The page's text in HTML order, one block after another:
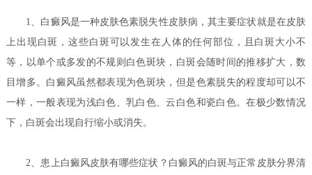
1、白癜风是一种皮肤色素脱失性皮肤病，其主要症状就是在皮肤
上出现白斑，这些白斑可以发生在人体的任何部位，且白斑大小不
等，以单个或多发的不规则白色斑块，白斑会随时间的推移扩大，数
目增多。白癜风虽然都表现为色斑块，但是色素脱失的程度却可以不
一样，一般表现为浅白色、乳白色、云白色和瓷白色。在极少数情况
下，白斑会出现自行缩小或消失。
2、 患上白癜风皮肤有哪些症状？ 白癜风的白斑与正常皮肤分界清